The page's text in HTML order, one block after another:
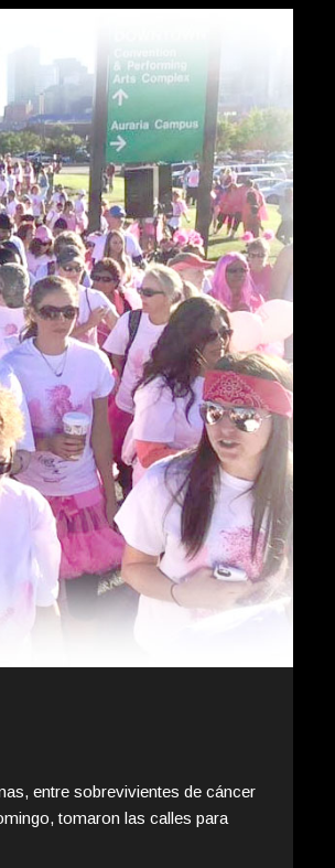
entre sobrevivientes de cáncer
tomaron las calles para